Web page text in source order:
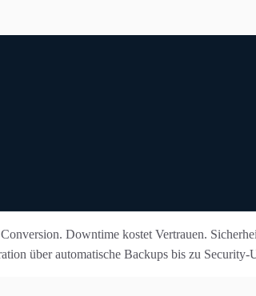
Downtime kostet Vertrauen.
über automatische Backups bis zu Security-